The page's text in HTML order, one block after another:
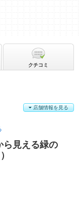
店舗情報を見る
クチコミ
ら見える緑の